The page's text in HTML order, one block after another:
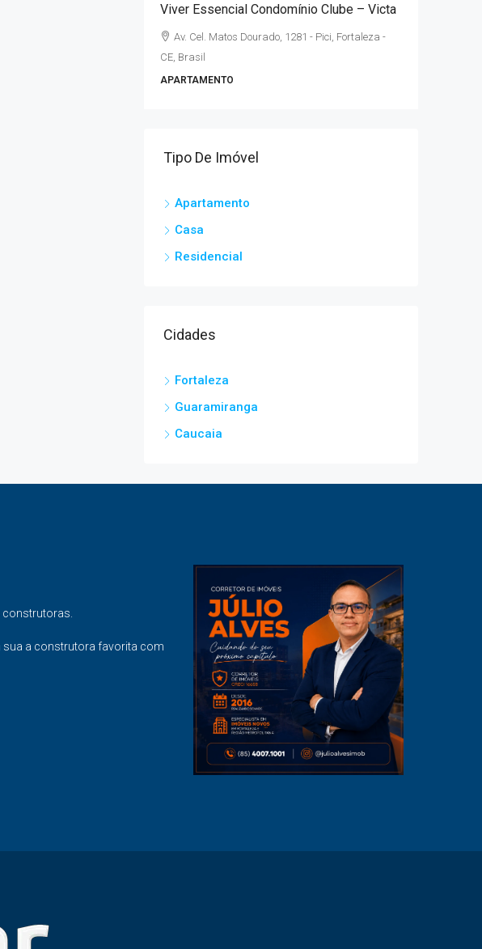
Viver Essencial Condomínio Clube – Victa
Av. Cel. Matos Dourado, 1281 - Pici, Fortaleza -
CE, Brasil
APARTAMENTO
Tipo De Imóvel
Apartamento
Casa
Residencial
Cidades
Fortaleza
Guaramiranga
Caucaia
construtoras.
sua a construtora favorita com